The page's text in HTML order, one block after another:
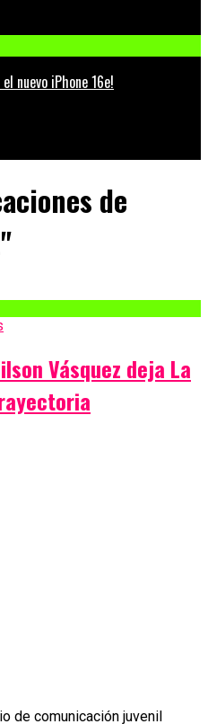
nuevo iPhone 16e!
de
Vásquez deja La
de comunicación juvenil